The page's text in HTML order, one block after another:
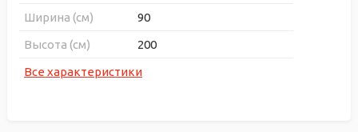
Ширина (см)
90
Высота (см)
200
Все характеристики